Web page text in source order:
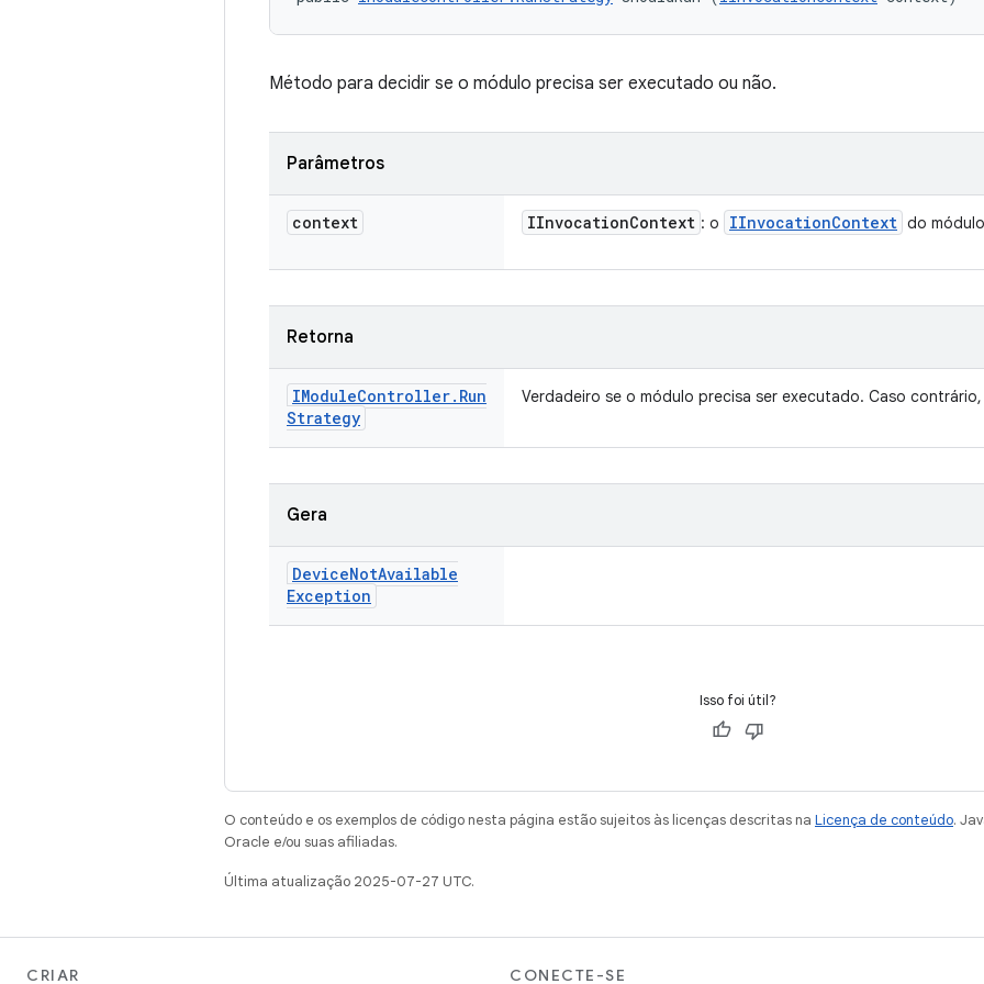
Método para decidir se o módulo precisa ser executado ou não.
Parâmetros
context IInvocationContext : o IInvocationContext do módulo
Retorna
IModuleController. Run
Strategy
Verdadeiro se o módulo precisa ser executado. Caso
Gera
DeviceNotAvailable
Exception
Isso foi útil?
O conteúdo e os exemplos de código nesta página estão sujeitos às licenças descritas na Licença de conteúdo.
Oracle e/ou suas afiliadas.
Última atualização 2025-07-27 UTC.
CRIAR CONECTE-SE